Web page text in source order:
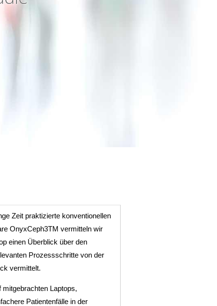
Zeit praktizierte konventionellen
OnyxCeph3TM vermitteln wir
einen Überblick über den
Prozessschritte von der
vermittelt.
Laptops,
Patientenfälle in der